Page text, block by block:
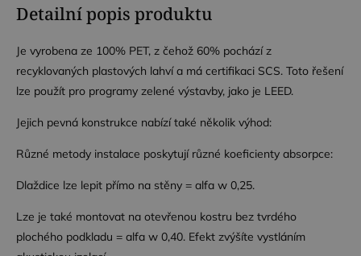
Detailní popis produktu
Je vyrobena ze 100% PET, z čehož 60% pochází z
recyklovaných plastových lahví a má certifikaci SCS. Toto řešení
lze použít pro programy zelené výstavby, jako je LEED.
Jejich pevná konstrukce nabízí také několik výhod:
Různé metody instalace poskytují různé koeficienty absorpce:
Dlaždice lze lepit přímo na stěny = alfa w 0,25.
Lze je také montovat na otevřenou kostru bez tvrdého
plochého podkladu = alfa w 0,40. Efekt zvýšíte vystláním